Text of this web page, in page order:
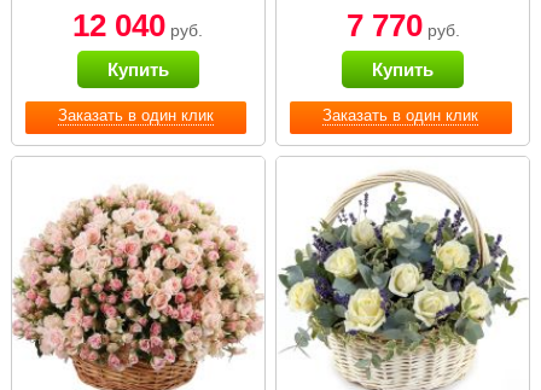
Заказать в один клик
12 040 руб.
Купить
Заказать в один клик
7 770руб.
Купить